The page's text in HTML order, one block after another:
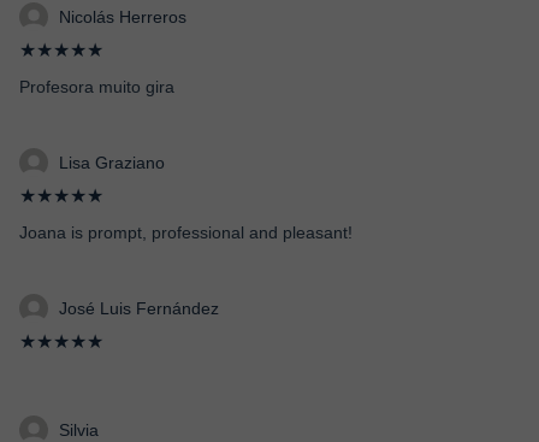
Nicolás Herreros
★★★★★
Profesora muito gira
Lisa Graziano
★★★★★
Joana is prompt, professional and pleasant!
José Luis Fernández
★★★★★
Silvia